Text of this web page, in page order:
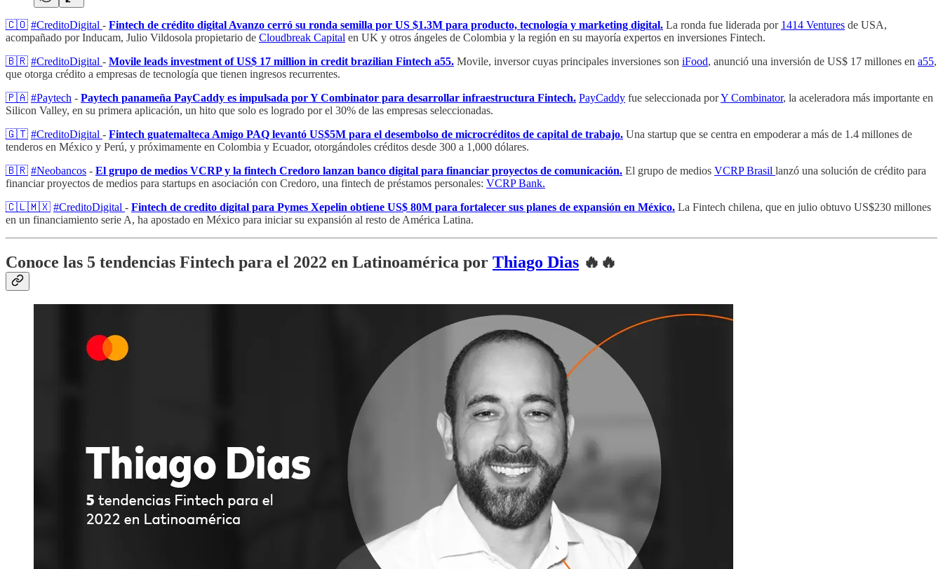
🇨🇴 #CreditoDigital - Fintech de crédito digital Avanzo cerró su ronda semilla por US $1.3M para producto, tecnología y marketing digital. La ronda fue liderada por 1414 Ventures de USA,
acompañado por Inducam, Julio Vildosola propietario de Cloudbreak Capital en UK y otros ángeles de Colombia y la región en su mayoría expertos en inversiones Fintech.
🇧🇷 #CreditoDigital - Movile leads investment of US$ 17 million in credit brazilian Fintech a55. Movile, inversor cuyas principales inversiones son iFood, anunció una inversión de US$ 17 millones en a55,
que otorga crédito a empresas de tecnología que tienen ingresos recurrentes.
🇵🇦 #Paytech - Paytech panameña PayCaddy es impulsada por Y Combinator para desarrollar infraestructura Fintech. PayCaddy fue seleccionada porY Combinator, la aceleradora más importante en
Silicon Valley, en su primera aplicación, un hito que solo es logrado por el 30% de las empresas seleccionadas.
🇬🇹 #CreditoDigital - Fintech guatemalteca Amigo PAQ levantó US$5M para el desembolso de microcréditos de capital de trabajo. Una startup que se centra en empoderar a más de 1.4 millones de
tenderos en México y Perú, y próximamente en Colombia y Ecuador, otorgándoles créditos desde 300 a 1,000 dólares.
🇧🇷 #Neobancos - El grupo de medios VCRP y la fintech Credoro lanzan banco digital para financiar proyectos de comunicación. El grupo de medios VCRP Brasil lanzó una solución de crédito para
financiar proyectos de medios para startups en asociación con Credoro, una fintech de préstamos personales: VCRP Bank.
🇨🇱🇲🇽 #CreditoDigital - Fintech de credito digital para Pymes Xepelin obtiene US$ 80M para fortalecer sus planes de expansión en México. La Fintech chilena, que en julio obtuvo US$230 millones
en un financiamiento serie A, ha apostado en México para iniciar su expansión al resto de América Latina.
Conoce las 5 tendencias Fintech para el 2022 en Latinoamérica por Thiago Dias 🔥🔥